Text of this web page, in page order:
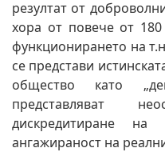
резултат от
хора от повече от
функционирането на
се представи
общество като
представляват
дискредитиране на
ангажираност на